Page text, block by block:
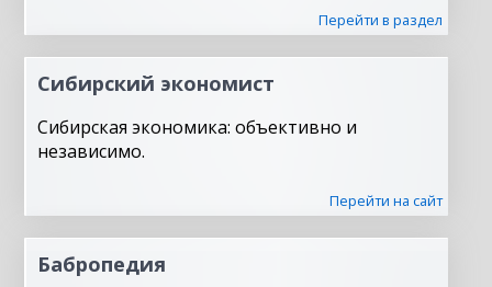
Перейти в раздел
Сибирский экономист
Сибирская экономика: объективно и
независимо.
Перейти на сайт
Бабропедия